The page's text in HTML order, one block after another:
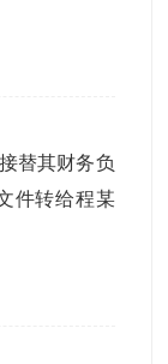
替其财务负
件转给程某